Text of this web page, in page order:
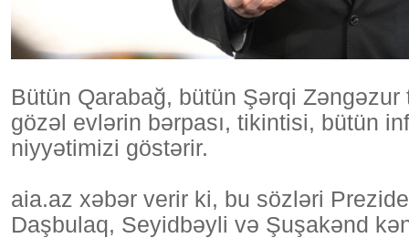
Bütün Qarabağ, bütün Şərqi Zəngəzur
gözəl evlərin bərpası, tikintisi, bütün
niyyətimizi göstərir.
aia.az xəbər verir ki, bu sözləri
Daşbulaq, Seyidbəyli və Şuşakənd